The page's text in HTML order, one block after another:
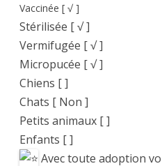
Vaccinée [ √ ]
Stérilisée [ √ ]
Vermifugée [ √ ]
Micropucée [ √ ]
Chiens [ ]
Chats [ Non ]
Petits animaux [ ]
Enfants [ ]
Avec toute adoption